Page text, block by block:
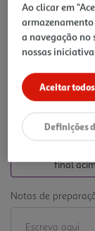
-37%
Price reduced
27,95 €to
17,61 €
Promoção:de 4/7/2026 a 4/9/
-10%
De 3/7/
Preço
final
Notas de
Ao clicar em
a navegação no
nossas
Aceitar
Definições